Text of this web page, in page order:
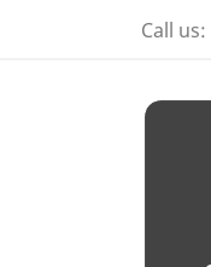
Call us: